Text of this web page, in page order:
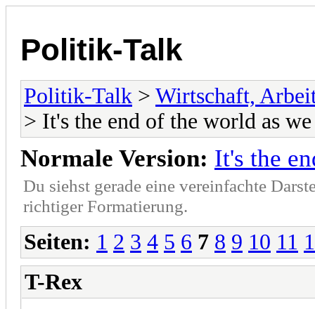
Politik-Talk
Politik-Talk > Wirtschaft,
> It's the end of the world as
Normale Version: It's the
Du siehst gerade eine vereinfachte
richtiger Formatierung.
Seiten: 1 2 3 4 5 6 7 8 9 10 11
T-Rex